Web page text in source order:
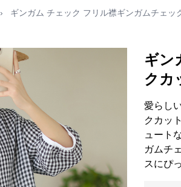
› ギンガム チェック フリル襟ギンガムチェッ
ギン
クカ
愛らし
クカッ
ュート
ガムチ
スにぴ